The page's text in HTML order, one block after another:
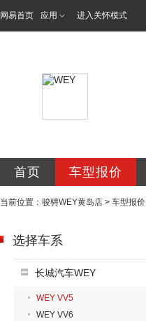
网易首页 应用 进入关怀模式
首页 车型报价
当前位置： 骏骋WEY黄岛店 > 车型报价
选择车系
长城汽车WEY
WEY VV5
WEY VV6